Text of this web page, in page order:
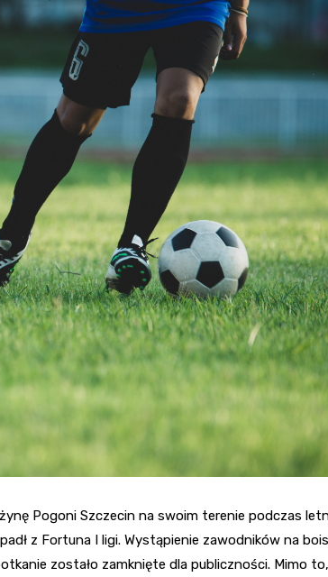
Pogoni Szczecin na swoim terenie podczas
z Fortuna I ligi. Wystąpienie zawodników na
zostało zamknięte dla publiczności. Mimo